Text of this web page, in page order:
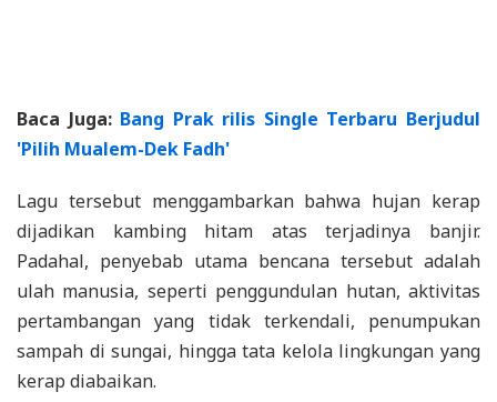
Baca Juga: Bang Prak rilis Single Terbaru Berjudul
'Pilih Mualem-Dek Fadh'
Lagu tersebut menggambarkan bahwa hujan kerap
dijadikan kambing hitam atas terjadinya banjir.
Padahal, penyebab utama bencana tersebut adalah
ulah manusia, seperti penggundulan hutan, aktivitas
pertambangan yang tidak terkendali, penumpukan
sampah di sungai, hingga tata kelola lingkungan yang
kerap diabaikan.